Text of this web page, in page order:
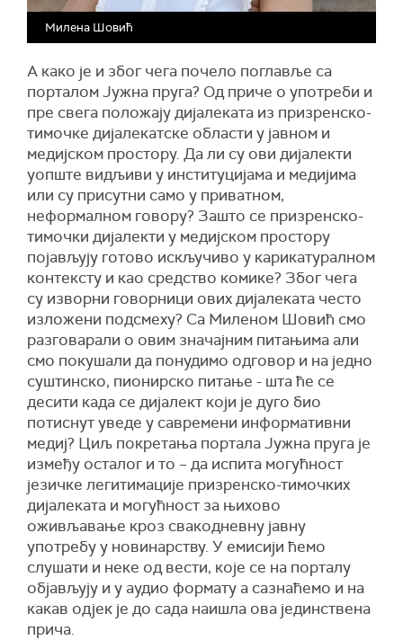
Милена Шовић
А како је и због чега почело поглавље са
порталом Јужна пруга? Од приче о употреби и
пре свега положају дијалеката из призренско-
тимочке дијалекатске области у јавном и
медијском простору. Да ли су ови дијалекти
уопште видљиви у институцијама и медијима
или су присутни само у приватном,
неформалном говору? Зашто се призренско-
тимочки дијалекти у медијском простору
појављују готово искључиво у карикатуралном
контексту и као средство комике? Због чега
су изворни говорници ових дијалеката често
изложени подсмеху? Са Миленом Шовић смо
разговарали о овим значајним питањима али
смо покушали да понудимо одговор и на једно
суштинско, пионирско питање - шта ће се
десити када се дијалект који је дуго био
потиснут уведе у савремени информативни
медиј? Циљ покретања портала Јужна пруга је
између осталог и то – да испита могућност
језичке легитимације призренско-тимочких
дијалеката и могућност за њихово
оживљавање кроз свакодневну јавну
употребу у новинарству. У емисији ћемо
слушати и неке од вести, које се на порталу
објављују и у аудио формату а сазнаћемо и на
какав одјек је до сада наишла ова јединствена
прича.